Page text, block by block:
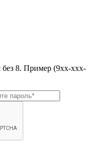
8. Пример (9хх-ххх-